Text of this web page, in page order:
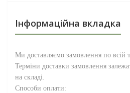
Інформаційна вкладка
Ми доставляємо замовлення по всій
Терміни доставки замовлення
на складі.
Способи оплати: